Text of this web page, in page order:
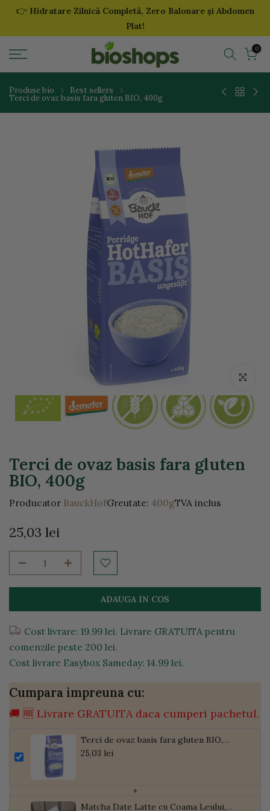
Sari
👉 Hidratare Zilnică Completă, Zero Balonare și Abdomen
Plat!
0
Produse bio Best sellers
Terci de ovaz basis fara gluten BIO, 400g
Click
Terci de ovaz basis fara gluten
BIO, 400g
Producator BauckHofGreutate: 400gTVA inclus
25,03 lei
ADAUGA IN COS
Cost livrare: 19.99 lei. Livrare GRATUITA pentru
comenzile peste 200 lei.
Cost livrare Easybox Sameday: 14.99 lei.
Cumpara impreuna cu:
🚚 🆓 Livrare GRATUITA daca cumperi pachetul.
Terci de ovaz basis fara gluten BIO,
400g
25,03 lei
+
Matcha Date Latte cu Coama Leului,